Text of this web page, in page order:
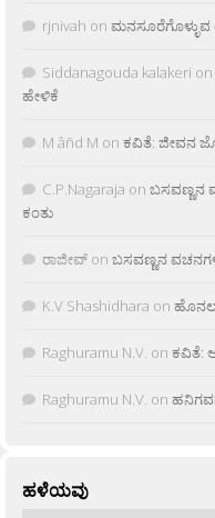
rjnivah on
Siddanagouda kalakeri on
ಹೇಳಿಕೆ
M âñd M on ಕವಿತೆ: ಜೀವನ
C.P.Nagaraja on ಬಸವಣ್ಣನ
ಕಂತು
ರಾಜೀವ್ on ಬಸವಣ್ಣನ
K.V Shashidhara on
Raghuramu N.V. on ಕವಿತೆ:
Raghuramu N.V. on
ಹಳೆಯವು